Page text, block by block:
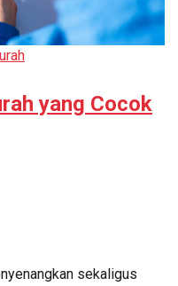
yang Cocok
sekaligus